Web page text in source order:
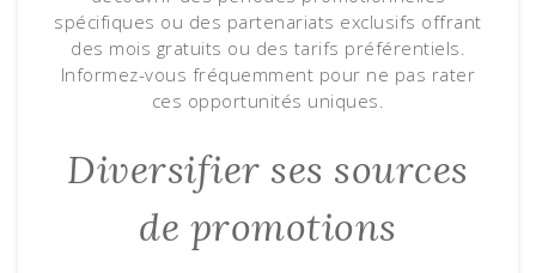
spécifiques ou des partenariats exclusifs offrant
des mois gratuits ou des tarifs préférentiels.
Informez-vous fréquemment pour ne pas rater
ces opportunités uniques.
Diversifier ses sources
de promotions